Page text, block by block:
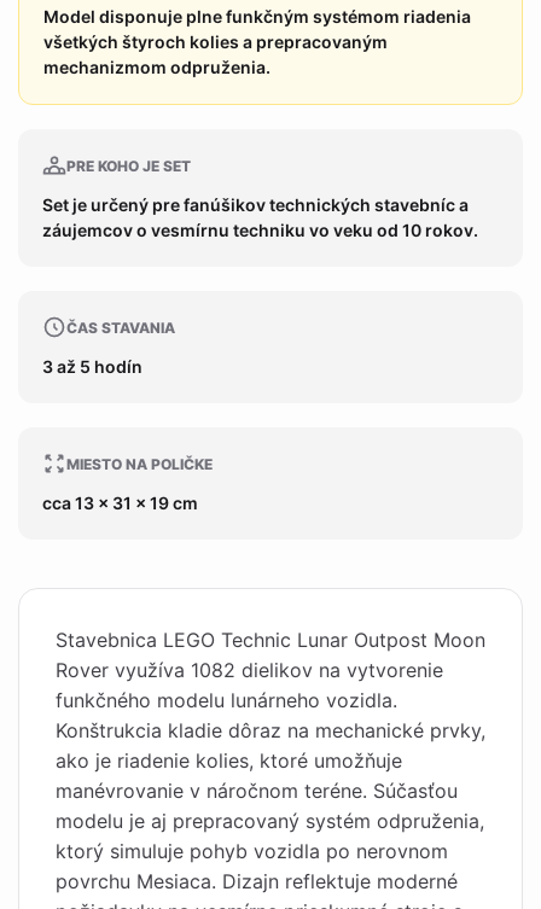
Model disponuje plne funkčným systémom riadenia
všetkých štyroch kolies a prepracovaným
mechanizmom odpruženia.
PRE KOHO JE SET
Set je určený pre fanúšikov technických stavebníc a
záujemcov o vesmírnu techniku vo veku od 10 rokov.
ČAS STAVANIA
3 až 5 hodín
MIESTO NA POLIČKE
cca 13 x 31 x 19 cm
Stavebnica LEGO Technic Lunar Outpost Moon
Rover využíva 1082 dielikov na vytvorenie
funkčného modelu lunárneho vozidla.
Konštrukcia kladie dôraz na mechanické prvky,
ako je riadenie kolies, ktoré umožňuje
manévrovanie v náročnom teréne. Súčasťou
modelu je aj prepracovaný systém odpruženia,
ktorý simuluje pohyb vozidla po nerovnom
povrchu Mesiaca. Dizajn reflektuje moderné